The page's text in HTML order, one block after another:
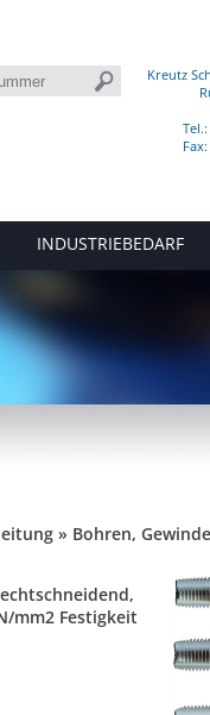
Kreutz
INDUSTRIEBEDARF
» Bohren,
mm2 Festigkeit